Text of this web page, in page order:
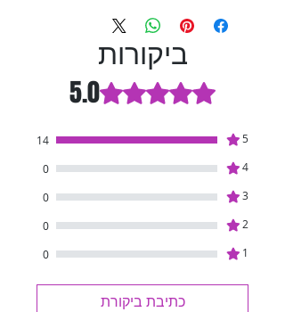
ביקורות
דירוג של 5 מתוך 5 כוכבים. 5.0
5
14
4
0
3
0
2
0
1
0
כתיבת ביקורת